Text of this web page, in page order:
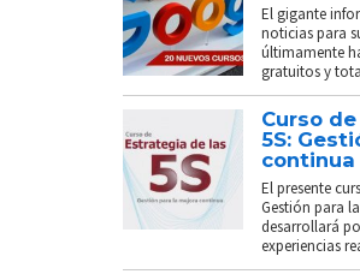
El gigante
noticias para
últimamente
gratuitos y
Curso
5S:
continua
El presente
Gestión para
desarrollará
experiencias